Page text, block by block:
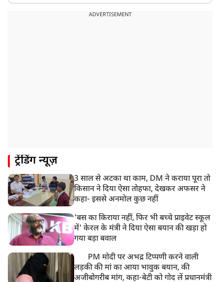
प्रयागराज पहुंचे राहुल गांधी, ‘छात्रों की गूंज’ कार्यक्रम में होंगे
सलमान खान के घर के बाहर ड्यूटी पर तैनात पुलिसकर्मी की मौत,
8:23 AM
देश के कई हिस्सों में भारी बारिश के आसार, मौसम विभाग ने
जारी किया अलर्ट
ADVERTISEMENT
ट्रेंडिंग न्यूज़
3 साल से अटका था काम, DM ने कराया पूरा तो
किसान ने दिया ऐसा तोहफा, देखकर अफसर ने
कहा- इससे अनमोल कुछ नहीं
'बस का किराया नहीं, फिर भी बच्चे प्राइवेट स्कूल
में' केरल के मंत्री ने दिया ऐसा बयान की खड़ा हो
गया बड़ा बवाल
PM मोदी पर अभद्र टिप्पणी करने वाली
लड़की की मां का आया भावुक बयान, की
अजीबोगरीब मांग, कहा-बेटी को गोद लें प्रधानमंत्री